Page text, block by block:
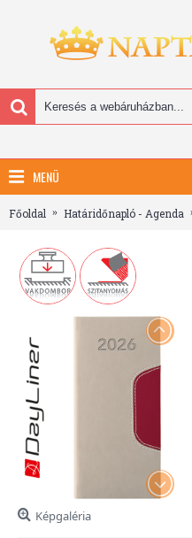
MENÜ
Főoldal Határidőnapló - Agenda
Képgaléria